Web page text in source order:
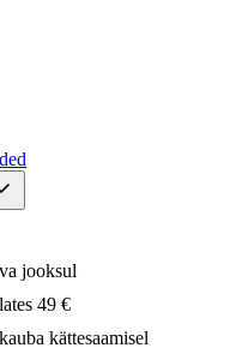
jooksul
49 €
kättesaamisel